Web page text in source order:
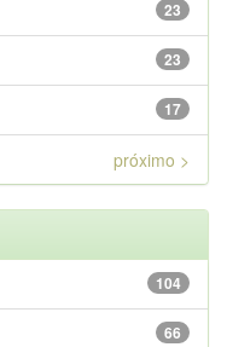
23
23
17
próximo >
104
66